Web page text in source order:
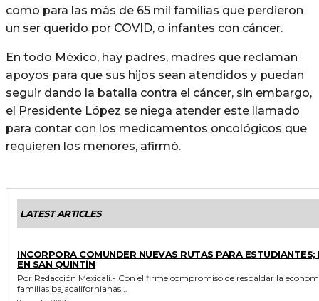
como para las más de 65 mil familias que perdieron
un ser querido por COVID, o infantes con cáncer.
En todo México, hay padres, madres que reclaman
apoyos para que sus hijos sean atendidos y puedan
seguir dando la batalla contra el cáncer, sin embargo,
el Presidente López se niega atender este llamado
para contar con los medicamentos oncológicos que
requieren los menores, afirmó.
LATEST ARTICLES
INCORPORA COMUNDER NUEVAS RUTAS PARA ESTUDIANTES;
EN SAN QUINTÍN
Por Redacción Mexicali.- Con el firme compromiso de respaldar la economía de las
familias bajacalifornianas...